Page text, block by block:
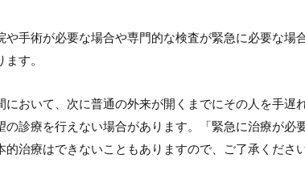
や手術が必要な場合や専門的な検査が緊急に必要な場
す。
おいて、次に普通の外来が開くまでにその人を手遅
の診療を行えない場合があります。「緊急に治療が必
治療はできないこともありますので、ご了承ください